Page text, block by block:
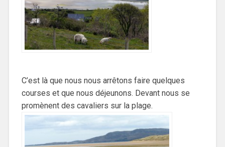
C’est là que nous nous arrêtons faire quelques
courses et que nous déjeunons. Devant nous se
promènent des cavaliers sur la plage.